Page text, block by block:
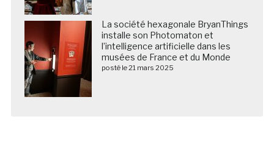
musées de France et du Monde
posté le 21 mars 2025